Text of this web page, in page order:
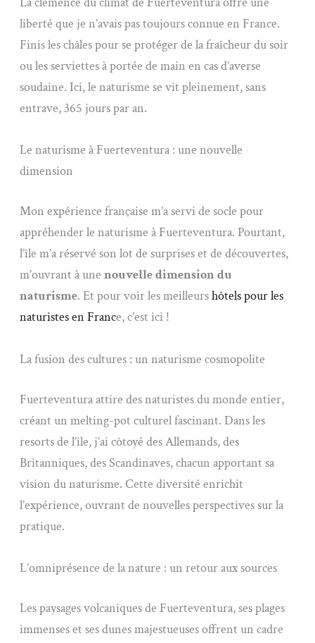
liberté que je n’avais pas toujours connue en France.
Finis les châles pour se protéger de la fraîcheur du soir
ou les serviettes à portée de main en cas d’averse
soudaine. Ici, le naturisme se vit pleinement, sans
entrave, 365 jours par an.
Le naturisme à Fuerteventura : une nouvelle
dimension
Mon expérience française m’a servi de socle pour
appréhender le naturisme à Fuerteventura. Pourtant,
l’île m’a réservé son lot de surprises et de découvertes,
m’ouvrant à unenouvelle dimension du
naturisme. Et pour voir les meilleurshôtels pour les
naturistes en France, c’est ici !
La fusion des cultures : un naturisme cosmopolite
Fuerteventura attire des naturistes du monde entier,
créant un melting-pot culturel fascinant. Dans les
resorts de l’île, j’ai côtoyé des Allemands, des
Britanniques, des Scandinaves, chacun apportant sa
vision du naturisme. Cette diversité enrichit
l’expérience, ouvrant de nouvelles perspectives sur la
pratique.
L’omniprésence de la nature : un retour aux sources
Les paysages volcaniques de Fuerteventura, ses plages
immenses et ses dunes majestueuses offrent un cadre